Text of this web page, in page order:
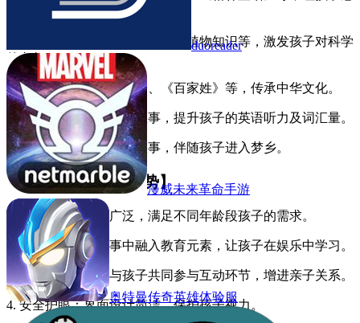
受童话世界的魅力。
2. 科普百科：涵盖天文地理、动植物知识等，激发孩子对科学
的兴趣。
3. 国学启蒙：《三字经》、《百家姓》等，传承中华文化。
4. 英文原版：精选英文故事，提升孩子的英语听力及词汇量。
5. 睡前故事：温馨睡前故事，伴随孩子进入梦乡。
【口袋故事免费听优势】
1. 内容丰富：覆盖广泛，满足不同年龄段孩子的需求。
2. 寓教于乐：在故事中融入教育元素，让孩子在娱乐中学习。
3. 亲子互动：家长与孩子共同参与互动环节，增进亲子关系。
4. 安全护眼：界面设计简洁，保护孩子视力。
duoreader
漫威未来革命手游
奥特曼传奇英雄体验服